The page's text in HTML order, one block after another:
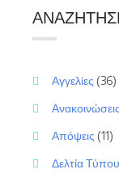
Αγγελίες (36)
Απόψεις (11)
Δελτία